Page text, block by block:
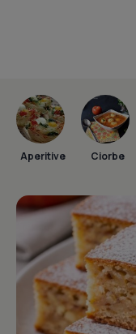
Aperitive Ciorbe